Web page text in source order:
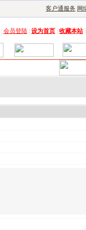
客户通服务 网
会员登陆| 设为首页| 收藏本站|